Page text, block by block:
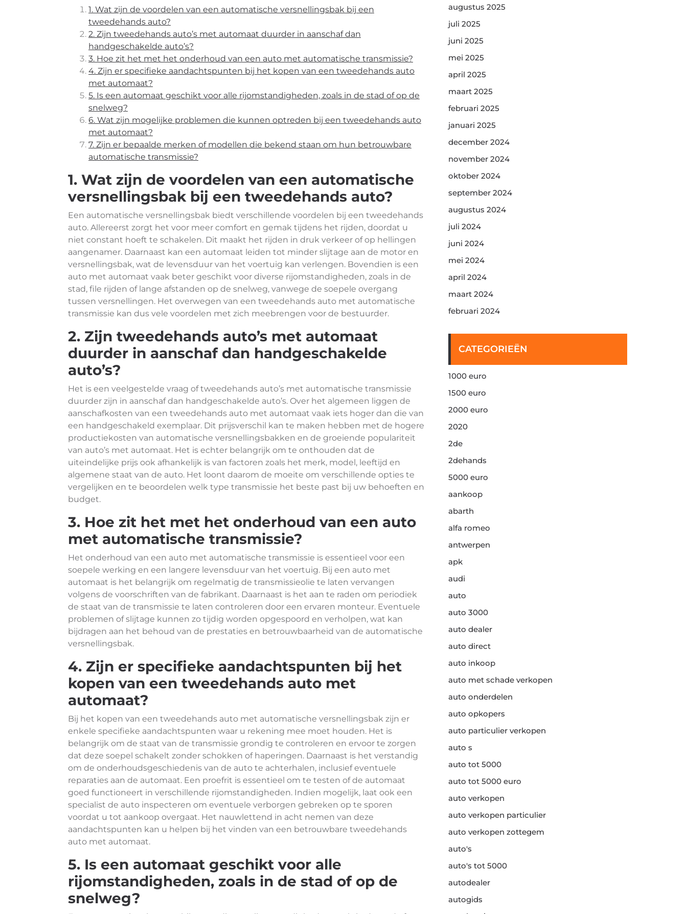
1. Wat zijn de voordelen van een automatische versnellingsbak bij een
tweedehands auto?
2. Zijn tweedehands auto’s met automaat duurder in aanschaf dan
handgeschakelde auto’s?
3. Hoe zit het met het onderhoud van een auto met automatische transmissie?
4. Zijn er specifieke aandachtspunten bij het kopen van een tweedehands auto
met automaat?
5. Is een automaat geschikt voor alle rijomstandigheden, zoals in de stad of op de
snelweg?
6. Wat zijn mogelijke problemen die kunnen optreden bij een tweedehands auto
met automaat?
7. Zijn er bepaalde merken of modellen die bekend staan om hun betrouwbare
automatische transmissie?
1. Wat zijn de voordelen van een automatische
versnellingsbak bij een tweedehands auto?
Een automatische versnellingsbak biedt verschillende voordelen bij een tweedehands
auto. Allereerst zorgt het voor meer comfort en gemak tijdens het rijden, doordat u
niet constant hoeft te schakelen. Dit maakt het rijden in druk verkeer of op hellingen
aangenamer. Daarnaast kan een automaat leiden tot minder slijtage aan de motor en
versnellingsbak, wat de levensduur van het voertuig kan verlengen. Bovendien is een
auto met automaat vaak beter geschikt voor diverse rijomstandigheden, zoals in de
stad, file rijden of lange afstanden op de snelweg, vanwege de soepele overgang
tussen versnellingen. Het overwegen van een tweedehands auto met automatische
transmissie kan dus vele voordelen met zich meebrengen voor de bestuurder.
2. Zijn tweedehands auto’s met automaat
duurder in aanschaf dan handgeschakelde
auto’s?
Het is een veelgestelde vraag of tweedehands auto’s met automatische transmissie
duurder zijn in aanschaf dan handgeschakelde auto’s. Over het algemeen liggen de
aanschafkosten van een tweedehands auto met automaat vaak iets hoger dan die van
een handgeschakeld exemplaar. Dit prijsverschil kan te maken hebben met de hogere
productiekosten van automatische versnellingsbakken en de groeiende populariteit
van auto’s met automaat. Het is echter belangrijk om te onthouden dat de
uiteindelijke prijs ook afhankelijk is van factoren zoals het merk, model, leeftijd en
algemene staat van de auto. Het loont daarom de moeite om verschillende opties te
vergelijken en te beoordelen welk type transmissie het beste past bij uw behoeften en
budget.
3. Hoe zit het met het onderhoud van een auto
met automatische transmissie?
Het onderhoud van een auto met automatische transmissie is essentieel voor een
soepele werking en een langere levensduur van het voertuig. Bij een auto met
automaat is het belangrijk om regelmatig de transmissieolie te laten vervangen
volgens de voorschriften van de fabrikant. Daarnaast is het aan te raden om periodiek
de staat van de transmissie te laten controleren door een ervaren monteur. Eventuele
problemen of slijtage kunnen zo tijdig worden opgespoord en verholpen, wat kan
bijdragen aan het behoud van de prestaties en betrouwbaarheid van de automatische
versnellingsbak.
4. Zijn er specifieke aandachtspunten bij het
kopen van een tweedehands auto met
automaat?
Bij het kopen van een tweedehands auto met automatische versnellingsbak zijn er
enkele specifieke aandachtspunten waar u rekening mee moet houden. Het is
belangrijk om de staat van de transmissie grondig te controleren en ervoor te zorgen
dat deze soepel schakelt zonder schokken of haperingen. Daarnaast is het verstandig
om de onderhoudsgeschiedenis van de auto te achterhalen, inclusief eventuele
reparaties aan de automaat. Een proefrit is essentieel om te testen of de automaat
goed functioneert in verschillende rijomstandigheden. Indien mogelijk, laat ook een
specialist de auto inspecteren om eventuele verborgen gebreken op te sporen
voordat u tot aankoop overgaat. Het nauwlettend in acht nemen van deze
aandachtspunten kan u helpen bij het vinden van een betrouwbare tweedehands
auto met automaat.
5. Is een automaat geschikt voor alle
rijomstandigheden, zoals in de stad of op de
snelweg?
augustus 2025
juli 2025
juni 2025
mei 2025
april 2025
maart 2025
februari 2025
januari 2025
december 2024
november 2024
oktober 2024
september 2024
augustus 2024
juli 2024
juni 2024
mei 2024
april 2024
maart 2024
februari 2024
CATEGORIEËN
1000 euro
1500 euro
2000 euro
2020
2de
2dehands
5000 euro
aankoop
abarth
alfa romeo
antwerpen
apk
audi
auto
auto 3000
auto dealer
auto direct
auto inkoop
auto met schade verkopen
auto onderdelen
auto opkopers
auto particulier verkopen
auto s
auto tot 5000
auto tot 5000 euro
auto verkopen
auto verkopen particulier
auto verkopen zottegem
auto's
auto's tot 5000
autodealer
autogids